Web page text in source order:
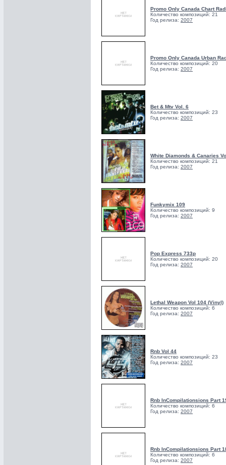
Promo Only Canada Chart
Количество композиций: 21
Год релиза: 2007
Promo Only Canada Urban
Количество композиций: 20
Год релиза: 2007
Bet & Mtv Vol. 6
Количество композиций: 23
Год релиза: 2007
White Diamonds & Canaries
Количество композиций: 21
Год релиза: 2007
Funkymix 109
Количество композиций: 9
Год релиза: 2007
Pop Express 733p
Количество композиций: 20
Год релиза: 2007
Lethal Weapon Vol 104 (Vinyl)
Количество композиций: 6
Год релиза: 2007
Rnb Vol 44
Количество композиций: 23
Год релиза: 2007
Rnb InCompilationsions Part
Количество композиций: 6
Год релиза: 2007
Rnb InCompilationsions Part
Количество композиций: 6
Год релиза: 2007